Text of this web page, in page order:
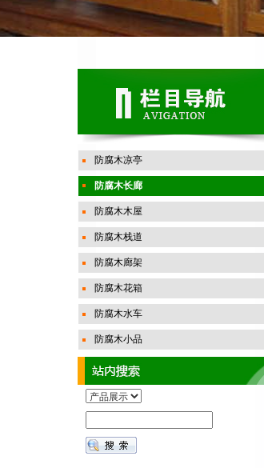
防腐木凉亭
防腐木长廊
防腐木木屋
防腐木栈道
防腐木廊架
防腐木花箱
防腐木水车
防腐木小品